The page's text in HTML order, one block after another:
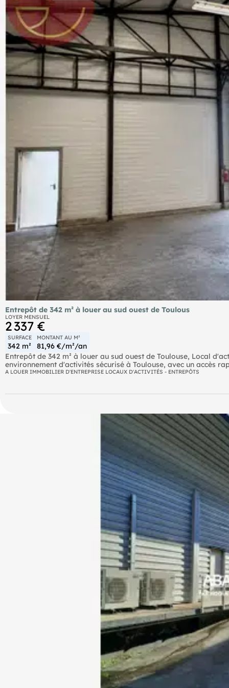
zones d'activités environnantes.
Ce bien s'adresse à un exploitant souhaitant s'implanter
potentiel commercial dans le domaine du sport et du bien-être,
bassin de clientèle.
Le visuel présenté est une illustration d'ambiance non
bien proposé. Les honoraires d'agence sont à la charge du
Entrepôt de 342 m² à louer au sud ouest de Toulous
LOYER MENSUEL
2 337 €
SURFACE
342 m²
MONTANT AU M²
81,96 €/m²/an
Entrepôt de 342 m² à louer au sud ouest de Toulouse, Local
environnement d'activités sécurisé à Toulouse, avec un accès
pied convient parfaitement aux activités artisanales,
entreprises recherchant un outil de travail performant. Le
double bardage, d'une isolation thermique, ainsi que d'un
optimal pour vos collaborateurs. Implanté dans un ensemble
environnement de travail pratique et serein. Une opportunité
d'activité immédiatement disponible à Toulouse
A LOUER IMMOBILIER D'ENTREPRISE LOCAUX D'ACTIVITÉS - ENTREPÔTS